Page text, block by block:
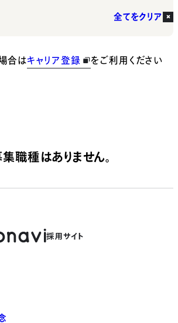
全てをクリア
合はキャリア登録 をご利用ください
職種はありません。